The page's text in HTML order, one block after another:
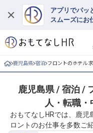
アプリでパッ
スムーズにお
ログイン
求人・施設を探す
就職・転職 合同説
おもてなしHRにつ
鹿児島県 宿泊 フロントのホテル
鹿児島県 / 宿泊 /
人・転職
おもてなしHRでは、鹿
ロントのお仕事を多数ご